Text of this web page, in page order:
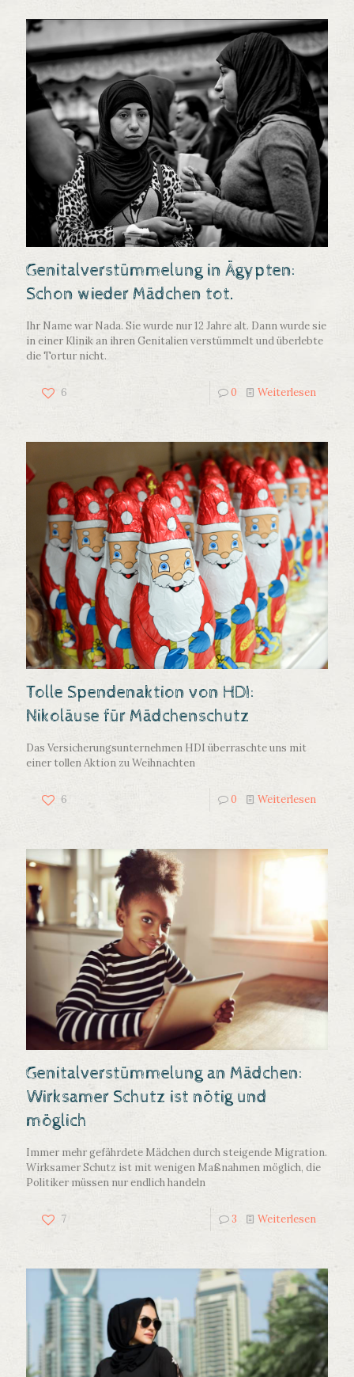
Genitalverstümmelung in Ägypten:
Schon wieder Mädchen tot.
Ihr Name war Nada. Sie wurde nur 12 Jahre alt. Dann wurde sie
in einer Klinik an ihren Genitalien verstümmelt und überlebte
die Tortur nicht.
6 0 Weiterlesen
Tolle Spendenaktion von HDI:
Nikoläuse für Mädchenschutz
Das Versicherungsunternehmen HDI überraschte uns mit
einer tollen Aktion zu Weihnachten
6 0 Weiterlesen
Genitalverstümmelung an Mädchen:
Wirksamer Schutz ist nötig und
möglich
Immer mehr gefährdete Mädchen durch steigende Migration.
Wirksamer Schutz ist mit wenigen Maßnahmen möglich, die
Politiker müssen nur endlich handeln
7 3 Weiterlesen